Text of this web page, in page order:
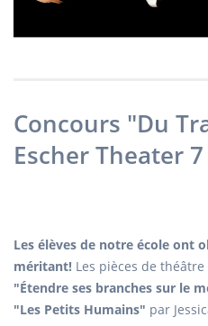
Concours "Du
Escher Theater
Les élèves de notre école ont
méritant! Les pièces de
"Étendre ses branches sur le
"Les Petits Humains" par